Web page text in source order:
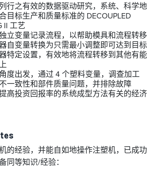
行之有效的数据驱动研究，系统、科学地
目标生产和质量标准的 DECOUPLED
II 工艺
立变量记录流程，以帮助模具和流程转移
自变量转换为只需最小调整即可达到目标
特定设置，有效地将流程转移到其他有能
度出发，通过 4 个塑料变量，调查加工
一致性和部件质量问题，并排除故障
高投资回报率的系统成型方法有关的经济
的经验，并能自如地操作注塑机，已成功
同等知识/经验：